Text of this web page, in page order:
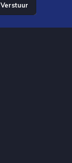
Verstuur